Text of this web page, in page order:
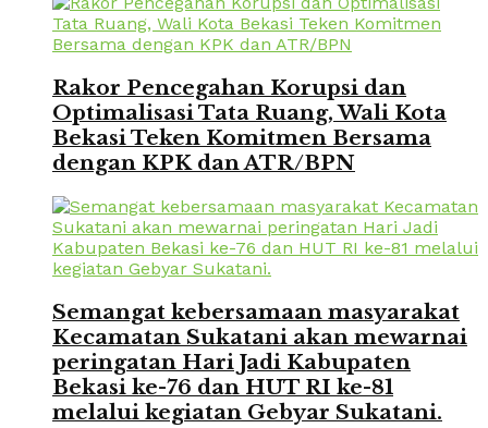
Rakor Pencegahan Korupsi dan
Optimalisasi Tata Ruang, Wali Kota
Bekasi Teken Komitmen Bersama
dengan KPK dan ATR/BPN
Semangat kebersamaan masyarakat
Kecamatan Sukatani akan mewarnai
peringatan Hari Jadi Kabupaten
Bekasi ke-76 dan HUT RI ke-81
melalui kegiatan Gebyar Sukatani.